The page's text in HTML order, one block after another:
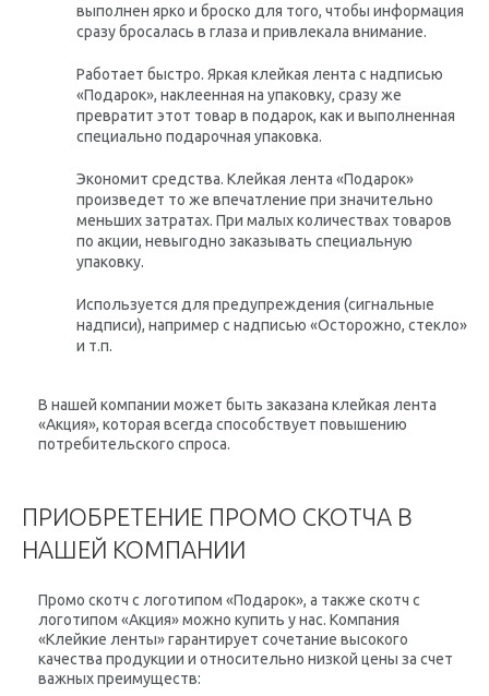
выполнен ярко и броско для того, чтобы информация
сразу бросалась в глаза и привлекала внимание.
Работает быстро. Яркая клейкая лента с надписью
«Подарок», наклеенная на упаковку, сразу же
превратит этот товар в подарок, как и выполненная
специально подарочная упаковка.
Экономит средства. Клейкая лента «Подарок»
произведет то же впечатление при значительно
меньших затратах. При малых количествах товаров
по акции, невыгодно заказывать специальную
упаковку.
Используется для предупреждения (сигнальные
надписи), например с надписью «Осторожно, стекло»
и т.п.
В нашей компании может быть заказана клейкая лента
«Акция», которая всегда способствует повышению
потребительского спроса.
ПРИОБРЕТЕНИЕ ПРОМО СКОТЧА В
НАШЕЙ КОМПАНИИ
Промо скотч с логотипом «Подарок», а также скотч с
логотипом «Акция» можно купить у нас. Компания
«Клейкие ленты» гарантирует сочетание высокого
качества продукции и относительно низкой цены за счет
важных преимуществ: